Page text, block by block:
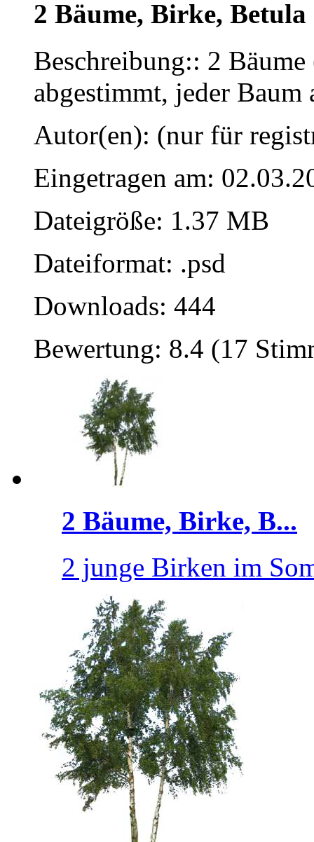
2 Bäume, Birke, Betula
Beschreibung:: 2
abgestimmt, jeder Baum
Autor(en): (nur für
Eingetragen am:
Dateigröße: 1.37 MB
Dateiformat: .psd
Downloads: 444
Bewertung: 8.4 (17
2 Bäume, Birke, B...
2 junge Birken im